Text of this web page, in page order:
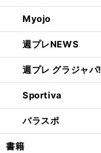
Myojo
週プレNEWS
週プレ グラジャパ!
Sportiva
パラスポ
書籍